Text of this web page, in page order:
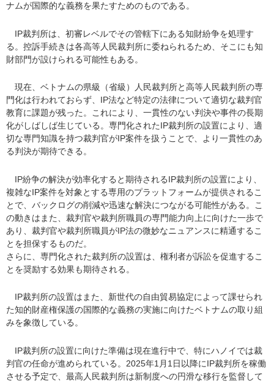
ナムが国際的な義務を果たすためのものである。
IP裁判所は、初審レベルでその管轄下にある知財紛争を処理す
る。控訴手続きは各高等人民裁判所に委ねられるため、そこにも知
財部門が設けられる可能性もある。
現在、ベトナムの県級（省級）人民裁判所と高等人民裁判所の専
門化は行われておらず、IP法など特定の法律について適切な裁判官
教育に課題が残った。これにより、一貫性のない判決や事件の長期
化がしばしば生じている。専門化されたIP裁判所の設置により、適
切な専門知識を持つ裁判官がIP案件を扱うことで、より一貫性のあ
る判決が期待できる。
IP紛争の解決が効率化すると期待されるIP裁判所の設置により、
複雑なIP案件を対象とする専用のプラットフォームが提供されるこ
とで、バックログの削減や迅速な解決につながる可能性がある。こ
の動きはまた、裁判官や裁判所職員の専門能力向上に向けた一歩で
あり、裁判官や裁判所職員がIP法の微妙なニュアンスに精通するこ
とを担保するものだ。
さらに、専門化された裁判所の設置は、権利者が訴訟を促進するこ
とを奨励する効果も期待される。
IP裁判所の設置はまた、新世代の自由貿易協定によって課せられ
た知的財産権保護の国際的な義務の実施に向けたベトナムの取り組
みを象徴している。
IP裁判所の設置に向けた準備は現在進行中で、特にハノイでは裁
判官の任命が進められている。2025年1月1日以降にIP裁判所を稼働
させる予定で、最高人民裁判所は新制度への円滑な移行を監督して